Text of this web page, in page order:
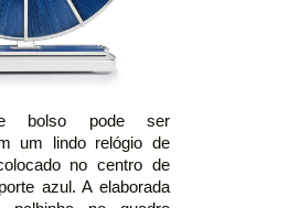
bolso pode ser
um lindo relógio de
no centro de
azul. A elaborada